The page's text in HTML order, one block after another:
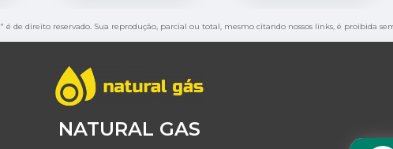
" é de direito reservado. Sua reprodução, parcial ou total, mesmo citando nossos links, é proibida
NATURAL GAS